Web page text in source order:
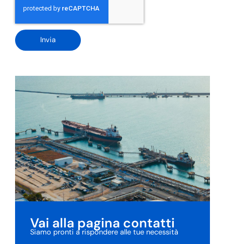
Invia
Vai alla pagina contatti
Siamo pronti a rispondere alle tue necessità